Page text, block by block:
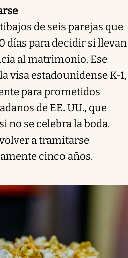
de seis parejas que
días para decidir si llevan
al matrimonio. Ese
visa estadounidense K-1,
para prometidos
de EE. UU., que
no se celebra la boda.
a tramitarse
cinco años.